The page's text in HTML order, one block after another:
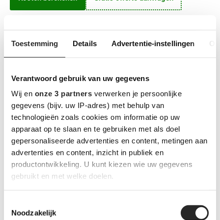
Toestemming Details Advertentie-instellingen
Verantwoord gebruik van uw gegevens
Wij en onze 3 partners verwerken je persoonlijke
gegevens (bijv. uw IP-adres) met behulp van
technologieën zoals cookies om informatie op uw
apparaat op te slaan en te gebruiken met als doel
gepersonaliseerde advertenties en content, metingen aan
advertenties en content, inzicht in publiek en
productontwikkeling. U kunt kiezen wie uw gegevens
gebruikt en met welke doelen.
verwerkt en stel uw voorkeuren in het
detailgedeelte
in.
Noodzakelijk
Onze aanpak
Bij Funderix geloven we in een grondige en doordachte aanpak voor
betrouwbare funderingen die aan uw verwachtingen voldoen. Of het
constructie, wij zorgen ervoor dat elke fundering aan de hoogste
normen voldoet.
Locatieanalyse: we starten met een grondige analyse van de
bouwlocatie om de specifieke uitdagingen te begrijpen.
Klantgesprek: we gaan in gesprek met de klant om hun
wensen en eisen duidelijk te definiëren.
Gedetailleerde werkplannen: Grotere projecten worden